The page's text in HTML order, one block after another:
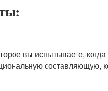
вы испытываете,